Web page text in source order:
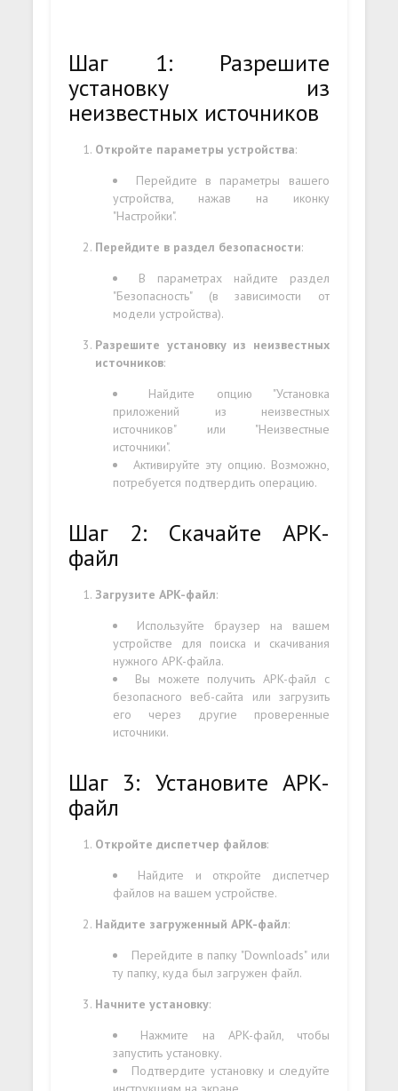
Шаг 1: Разрешите
установку из
неизвестных источников
Откройте параметры устройства:
Перейдите в параметры вашего
устройства, нажав на иконку
"Настройки".
Перейдите в раздел безопасности:
В параметрах найдите раздел
"Безопасность" (в зависимости от
модели устройства).
Разрешите установку из неизвестных
источников:
Найдите опцию "Установка
приложений из неизвестных
источников" или "Неизвестные
источники".
Активируйте эту опцию. Возможно,
потребуется подтвердить операцию.
Шаг 2: Скачайте APK-
файл
Загрузите APK-файл:
Используйте браузер на вашем
устройстве для поиска и скачивания
нужного APK-файла.
Вы можете получить APK-файл с
безопасного веб-сайта или загрузить
его через другие проверенные
источники.
Шаг 3: Установите APK-
файл
Откройте диспетчер файлов:
Найдите и откройте диспетчер
файлов на вашем устройстве.
Найдите загруженный APK-файл:
Перейдите в папку "Downloads" или
ту папку, куда был загружен файл.
Начните установку:
Нажмите на APK-файл, чтобы
запустить установку.
Подтвердите установку и следуйте